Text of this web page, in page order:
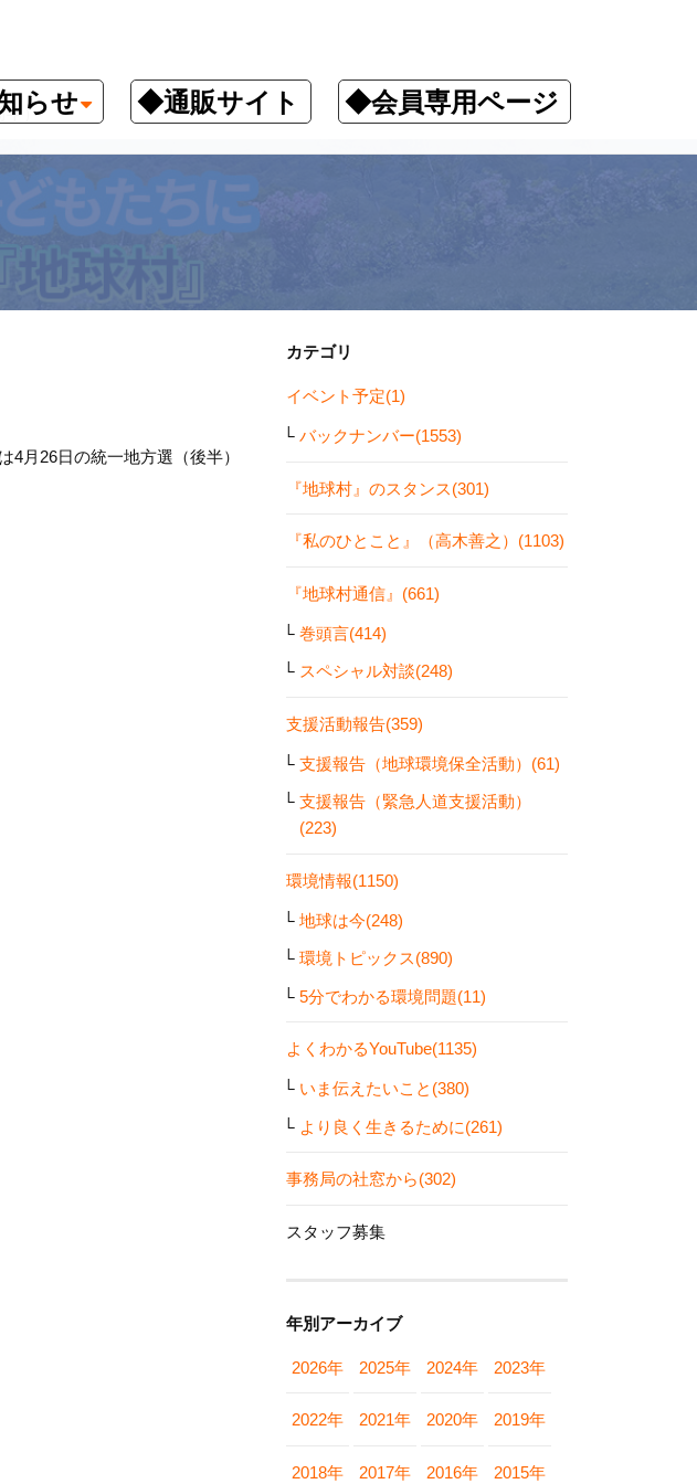
らせ ◆通販サイト ◆会員専用ページ
半）
月26日の統一地方選（後半）
カテゴリ
イベント予定(1)
バックナンバー(1553)
『地球村』のスタンス(301)
『私のひとこと』（高木善之）(1103)
『地球村通信』(661)
巻頭言(414)
スペシャル対談(248)
支援活動報告(359)
支援報告（地球環境保全活動）(61)
支援報告（緊急人道支援活動）
(223)
環境情報(1150)
地球は今(248)
環境トピックス(890)
5分でわかる環境問題(11)
よくわかるYouTube(1135)
いま伝えたいこと(380)
より良く生きるために(261)
事務局の社窓から(302)
スタッフ募集
年別アーカイブ
2026年 2025年 2024年 2023年
2022年 2021年 2020年 2019年
2018年 2017年 2016年 2015年